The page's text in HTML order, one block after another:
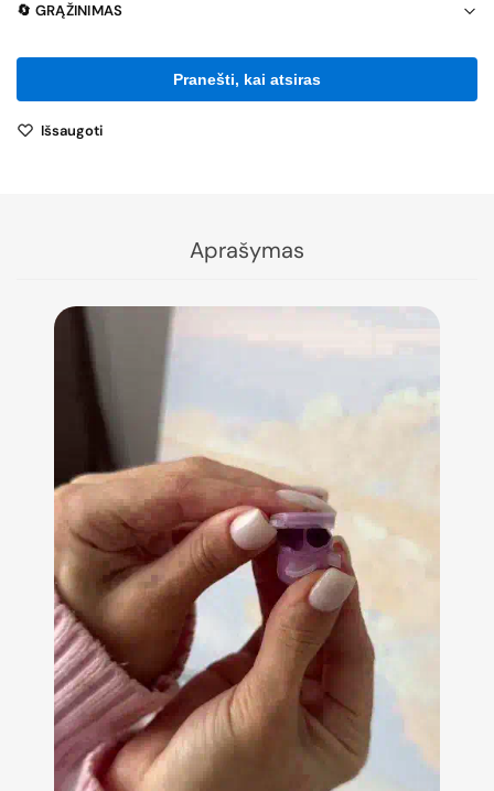
🔄 GRĄŽINIMAS
Išsaugoti
Aprašymas